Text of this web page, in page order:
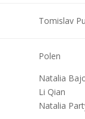
Tomislav
Polen
Natalia
Li Qian
Natalia